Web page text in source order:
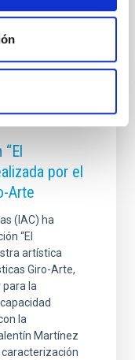
por el
Arte
(IAC) ha
“El
artística
Giro-Arte,
para la
la
Martínez
caracterización